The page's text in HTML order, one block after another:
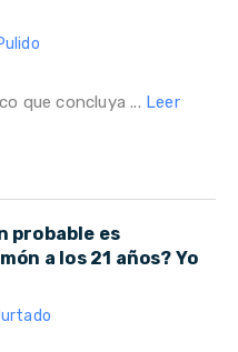
que concluya ... Leer
probable es
a los 21 años? Yo